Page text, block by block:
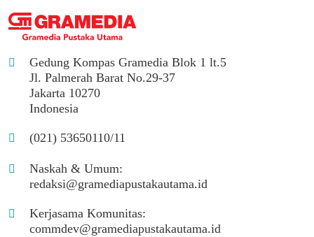
Gedung Kompas Gramedia Blok 1 lt.5
Jl. Palmerah Barat No.29-37
Jakarta 10270
Indonesia
(021) 53650110/11
Naskah & Umum:
redaksi@gramediapustakautama.id
Kerjasama Komunitas:
commdev@gramediapustakautama.id